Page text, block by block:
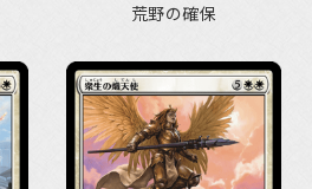
荒野の確保